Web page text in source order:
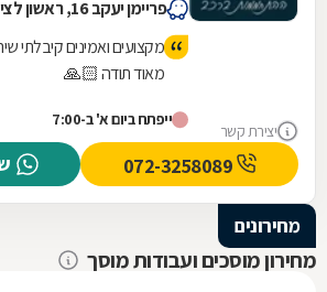
יצירת קשר
פריימן יעקב 16, ראשון לציון
מקצועים ואמינים קיבלתי
מאוד תודה 🙏🏻
ייפתח ביום א' ב-7:00
מחירונים
מחירון מוסכים ועבודות מוסך